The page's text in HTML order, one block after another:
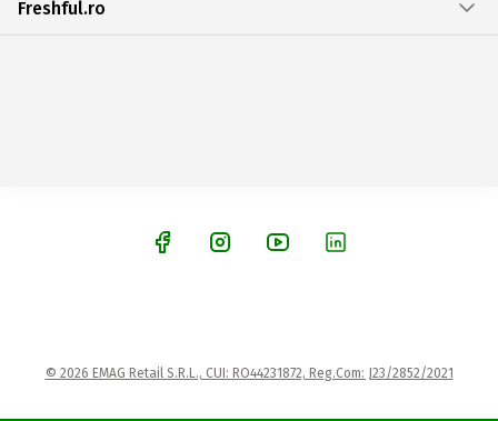
Freshful.ro
© 2026 EMAG Retail S.R.L., CUI: RO44231872, Reg.Com: J23/2852/2021